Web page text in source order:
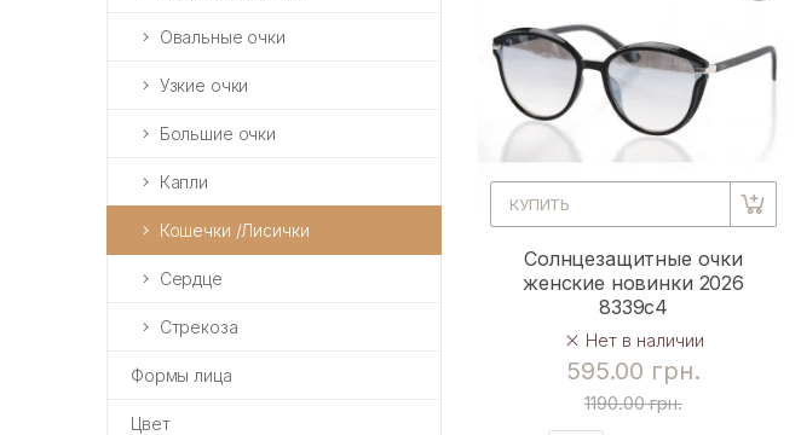
Овальные очки
Узкие очки
Большие очки
Капли
Кошечки /Лисички
Сердце
Стрекоза
Формы лица
Цвет
КУПИТЬ
Солнцезащитные очки
женские новинки 2026
8339c4
Нет в наличии
595.00 грн.
1190.00 грн.